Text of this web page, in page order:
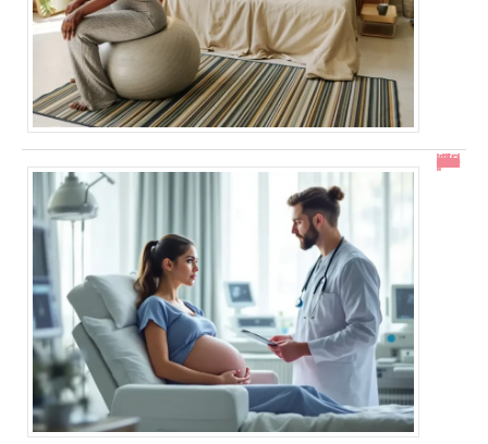
En combien de temps se résorbe un décollement placentaire ?